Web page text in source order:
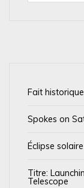
Fait
Spokes on
Éclipse
Titre:
Telescope